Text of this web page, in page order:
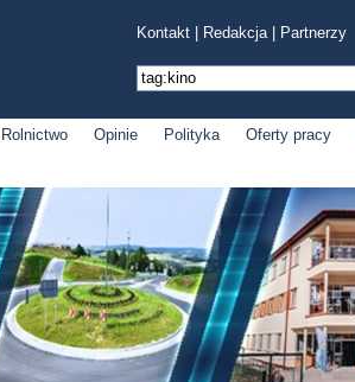
Kontakt Redakcja| Partnerzy
Rolnictwo Opinie Polityka Oferty pracy